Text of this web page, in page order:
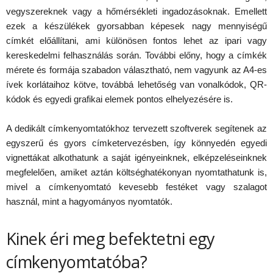
vegyszereknek vagy a hőmérsékleti ingadozásoknak. Emellett
ezek a készülékek gyorsabban képesek nagy mennyiségű
címkét előállítani, ami különösen fontos lehet az ipari vagy
kereskedelmi felhasználás során. További előny, hogy a címkék
mérete és formája szabadon választható, nem vagyunk az A4-es
ívek korlátaihoz kötve, továbbá lehetőség van vonalkódok, QR-
kódok és egyedi grafikai elemek pontos elhelyezésére is.
A dedikált címkenyomtatókhoz tervezett szoftverek segítenek az
egyszerű és gyors címketervezésben, így könnyedén egyedi
vignettákat alkothatunk a saját igényeinknek, elképzeléseinknek
megfelelően, amiket aztán költséghatékonyan nyomtathatunk is,
mivel a címkenyomtató kevesebb festéket vagy szalagot
használ, mint a hagyományos nyomtatók.
Kinek éri meg befektetni egy
címkenyomtatóba?